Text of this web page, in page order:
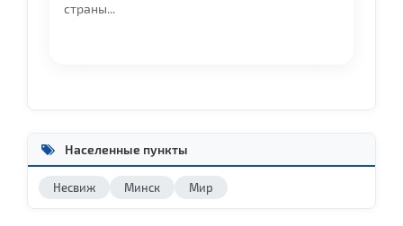
страны...
Населенные пункты
Несвиж Минск Мир